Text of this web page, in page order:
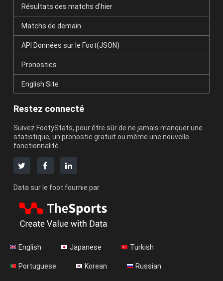
Résultats des matchs d'hier
Matchs de demain
API Données sur le Foot(JSON)
Pronostics
English Site
Restez connecté
Suivez FootyStats, pour être sûr de ne jamais manquer une
statistique, un pronostic gratuit ou même une nouvelle
fonctionnalité.
Data sur le foot fournie par
English Japanese Turkish
Portuguese Korean Russian